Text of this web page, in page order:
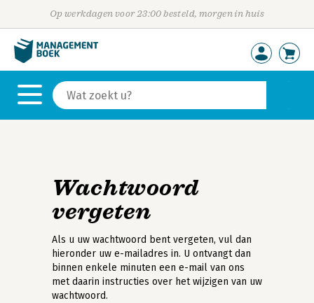
Op werkdagen voor 23:00 besteld, morgen in huis
Wachtwoord
vergeten
Als u uw wachtwoord bent vergeten, vul dan
hieronder uw e-mailadres in. U ontvangt dan
binnen enkele minuten een e-mail van ons
met daarin instructies over het wijzigen van uw
wachtwoord.